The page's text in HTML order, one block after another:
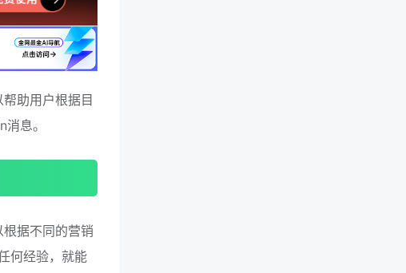
助用户根据目
息。
据不同的营销
何经验，就能